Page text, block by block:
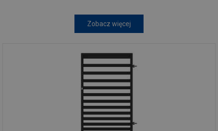
Zobacz więcej